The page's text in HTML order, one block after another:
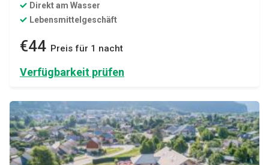
Direkt am Wasser
Lebensmittelgeschäft
€44 Preis für 1 nacht
Verfügbarkeit prüfen